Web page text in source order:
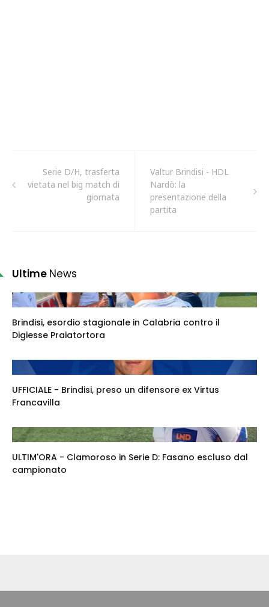
Serie D/H, trasferta
vietata nel big match di
giornata
Valtur Brindisi - HDL
Nardò: la
presentazione della
partita
Ultime News
Brindisi, esordio stagionale in Calabria contro il
Digiesse Praiatortora
UFFICIALE - Brindisi, preso un difensore ex Virtus
Francavilla
ULTIM'ORA - Clamoroso in Serie D: Fasano escluso dal
campionato